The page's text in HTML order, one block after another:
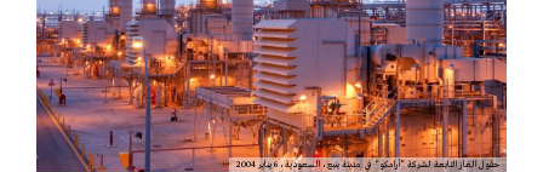
حقول الغاز التابعة لشركة "أرامكو" في مدينة ينبع، السعودية، 6 يناير 2004